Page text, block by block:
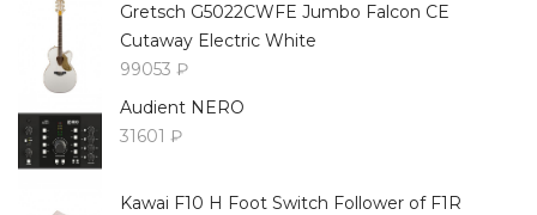
Gretsch G5022CWFE Jumbo Falcon CE
Cutaway Electric White
99053 ₽
Audient NERO
31601 ₽
Kawai F10 H Foot Switch Follower of F1R